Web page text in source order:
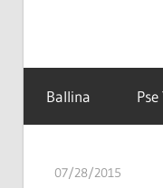
Teza
11
vetëm
e
kanë
në
Ballina
07/28/2015